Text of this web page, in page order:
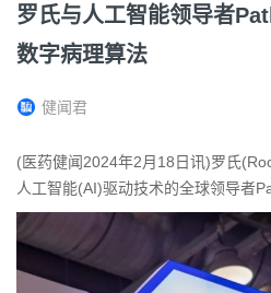
罗氏与人工智能领导者
数字病理算法
健闻君
(医药健闻2024年2月18日讯)罗氏
人工智能(AI)驱动技术的全球领导者